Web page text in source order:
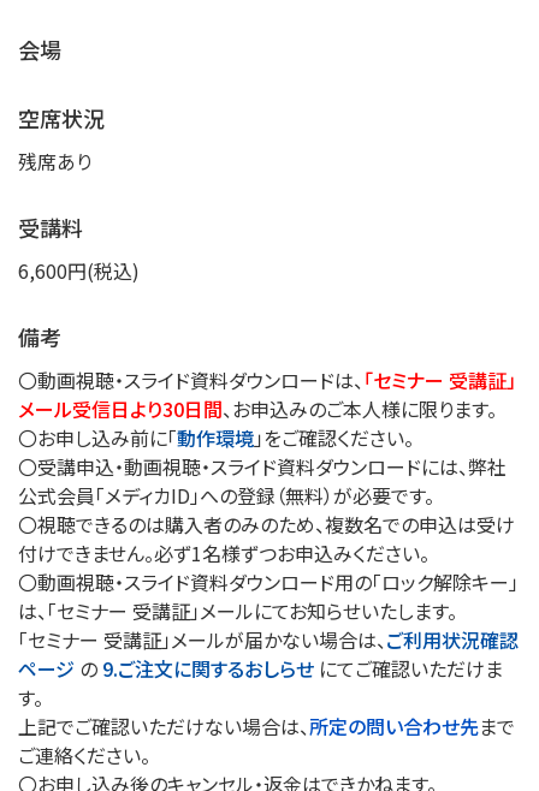
会場
空席状況
残席あり
受講料
6,600円(税込)
備考
〇動画視聴・スライド資料ダウンロードは、「セミナー 受講証」
メール受信日より30日間、お申込みのご本人様に限ります。
〇お申し込み前に「動作環境」をご確認ください。
〇受講申込・動画視聴・スライド資料ダウンロードには、弊社
公式会員「メディカID」への登録（無料）が必要です。
〇視聴できるのは購入者のみのため、複数名での申込は受け
付けできません。必ず1名様ずつお申込みください。
〇動画視聴・スライド資料ダウンロード用の「ロック解除キー」
は、「セミナー 受講証」メールにてお知らせいたします。
「セミナー 受講証」メールが届かない場合は、ご利用状況確認
ページ の 9.ご注文に関するおしらせ にてご確認いただけま
す。
上記でご確認いただけない場合は、所定の問い合わせ先まで
ご連絡ください。
〇お申し込み後のキャンセル・返金はできかねます。